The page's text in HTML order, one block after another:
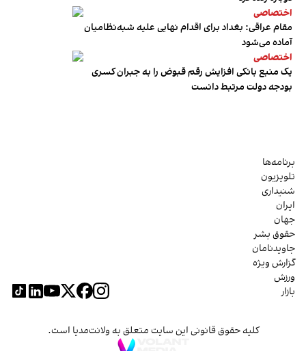
اختصاصی
مقام عراقی: بغداد برای اقدام نهایی علیه شبه‌نظامیان
آماده می‌شود
اختصاصی
یک منبع بانکی افزایش رقم قبوض را به جبران کسری
بودجه دولت مرتبط دانست
برنامه‌ها
تلویزیون
شنیداری
ایران
جهان
حقوق بشر
جاویدنامان
گزارش ویژه
ورزش
بازار
کلیه حقوق قانونی این سایت متعلق به ولانت‌مدیا است.